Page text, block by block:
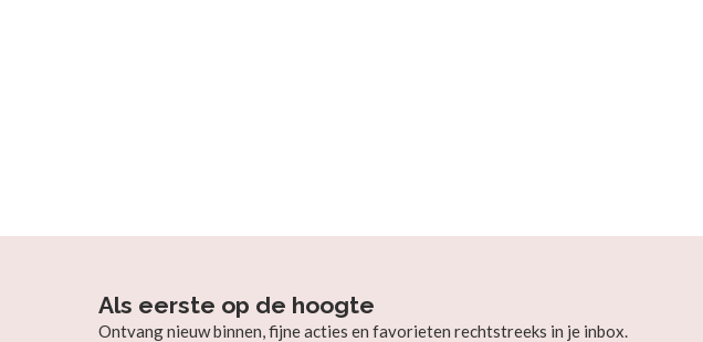
Als eerste op de hoogte
Ontvang nieuw binnen, fijne acties en favorieten rechtstreeks in je inbox.